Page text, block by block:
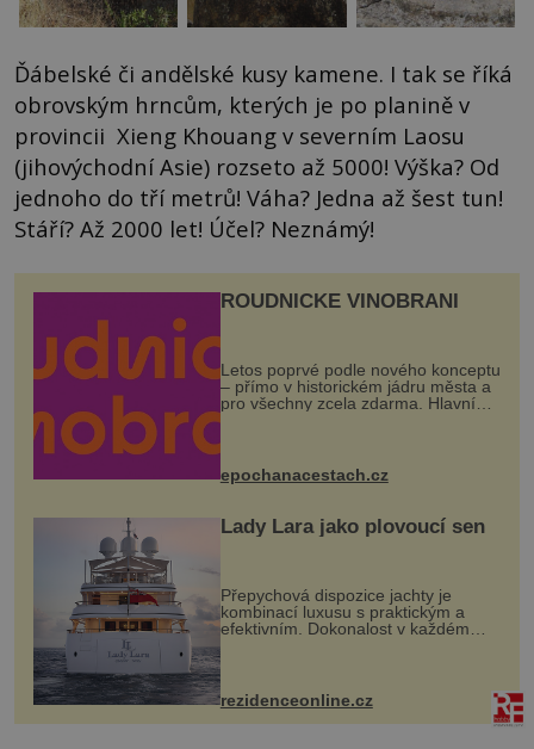
Ďábelské či andělské kusy kamene. I tak se říká
obrovským hrncům, kterých je po planině v
provincii Xieng Khouang v severním Laosu
(jihovýchodní Asie) rozseto až 5000! Výška? Od
jednoho do tří metrů! Váha? Jedna až šest tun!
Stáří? Až 2000 let! Účel? Neznámý!
ROUDNICKÉ VINOBRANÍ
Letos poprvé podle nového konceptu
– přímo v historickém jádru města a
pro všechny zcela zdarma. Hlavní
program se odehraje na Karlově a
mohou těšit na víno, burčák, pes...
epochanacestach.cz
Lady Lara jako plovoucí sen
Přepychová dispozice jachty je
kombinací luxusu s praktickým a
efektivním. Dokonalost v každém
detailu představuje značka Fendi
Casa, kterou byly vybaveny její
paluby. Monacký přístav nabízí
každoročn...
rezidenceonline.cz